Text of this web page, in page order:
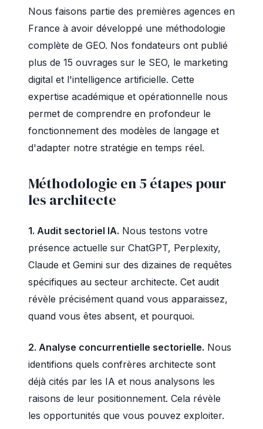
Nous faisons partie des premières agences en
France à avoir développé une méthodologie
complète de GEO. Nos fondateurs ont publié
plus de 15 ouvrages sur le SEO, le marketing
digital et l'intelligence artificielle. Cette
expertise académique et opérationnelle nous
permet de comprendre en profondeur le
fonctionnement des modèles de langage et
d'adapter notre stratégie en temps réel.
Méthodologie en 5 étapes pour
les architecte
1. Audit sectoriel IA. Nous testons votre
présence actuelle sur ChatGPT, Perplexity,
Claude et Gemini sur des dizaines de requêtes
spécifiques au secteur architecte. Cet audit
révèle précisément quand vous apparaissez,
quand vous êtes absent, et pourquoi.
2. Analyse concurrentielle sectorielle. Nous
identifions quels confrères architecte sont
déjà cités par les IA et nous analysons les
raisons de leur positionnement. Cela révèle
les opportunités que vous pouvez exploiter.